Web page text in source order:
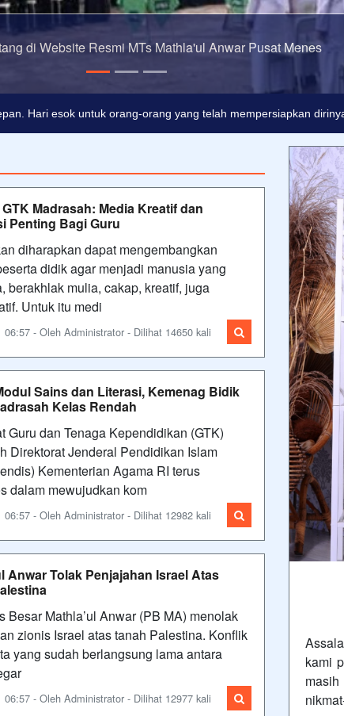
Selamat Datang di Website Resmi
Hari esok untuk orang-orang yang telah mempersiapkan
Dan ilmu pengetahuan tanpa agama adalah lumpuh. Anonim
Madrasah: Media Kreatif dan
Penting Bagi Guru
diharapkan dapat mengembangkan
didik agar menjadi manusia yang
berakhlak mulia, cakap, kreatif, juga
Untuk itu medi
06:57 - Oleh Administrator - Dilihat 14650 kali
Sains dan Literasi, Kemenag Bidik
Kelas Rendah
Guru dan Tenaga Kependidikan (GTK)
Direktorat Jenderal Pendidikan Islam
Kementerian Agama RI terus
dalam mewujudkan kom
06:57 - Oleh Administrator - Dilihat 12982 kali
Anwar Tolak Penjajahan Israel Atas
Besar Mathla’ul Anwar (PB MA) menolak
zionis Israel atas tanah Palestina. Konflik
yang sudah berlangsung lama antara
06:57 - Oleh Administrator - Dilihat 12977 kali
kami